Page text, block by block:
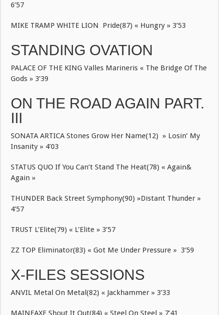
6’57
MIKE TRAMP WHITE LION Pride(87) « Hungry » 3’53
STANDING OVATION
PALACE OF THE KING Valles Marineris « The Bridge Of The
Gods » 3’39
ON THE ROAD AGAIN PART.
III
SONATA ARTICA Stones Grow Her Name(12) » Losin’ My
Insanity » 4’03
STATUS QUO If You Can’t Stand The Heat(78) « Again&
Again »
THUNDER Back Street Symphony(90) »Distant Thunder »
4’57
TRUST L’Elite(79) « L’Elite » 3’57
ZZ TOP Eliminator(83) « Got Me Under Pressure » 3’59
X-FILES SESSIONS
ANVIL Metal On Metal(82) « Jackhammer » 3’33
MAINEAXE Shout It Out(84) « Steel On Steel » 7’41